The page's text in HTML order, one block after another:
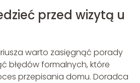
przed wizytą u
warto zasięgnąć porady
błędów formalnych, które
przepisania domu. Doradca